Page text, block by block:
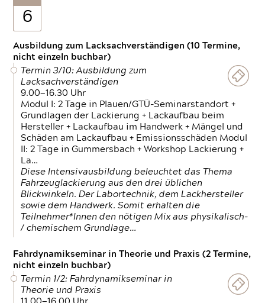
6
Ausbildung zum Lacksachverständigen (10 Termine,
nicht einzeln buchbar)
Termin 3/10: Ausbildung zum
Lacksachverständigen
9.00—16.30 Uhr
Modul I: 2 Tage in Plauen/GTÜ-Seminarstandort +
Grundlagen der Lackierung + Lackaufbau beim
Hersteller + Lackaufbau im Handwerk + Mängel und
Schäden am Lackaufbau + Emissionsschäden Modul
II: 2 Tage in Gummersbach + Workshop Lackierung +
La…
Diese Intensivausbildung beleuchtet das Thema
Fahrzeuglackierung aus den drei üblichen
Blickwinkeln. Der Labortechnik, dem Lackhersteller
sowie dem Handwerk. Somit erhalten die
Teilnehmer*Innen den nötigen Mix aus physikalisch-
/ chemischem Grundlage…
Fahrdynamikseminar in Theorie und Praxis (2 Termine,
nicht einzeln buchbar)
Termin 1/2: Fahrdynamikseminar in
Theorie und Praxis